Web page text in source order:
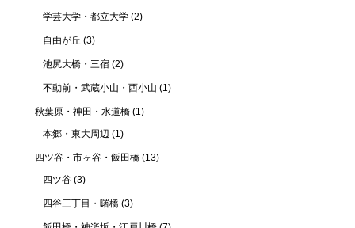
学芸大学・都立大学 (2)
自由が丘 (3)
池尻大橋・三宿 (2)
不動前・武蔵小山・西小山 (1)
秋葉原・神田・水道橋 (1)
本郷・東大周辺 (1)
四ツ谷・市ヶ谷・飯田橋 (13)
四ツ谷 (3)
四谷三丁目・曙橋 (3)